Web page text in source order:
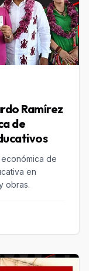
Ramírez
de
económica de
en
obras.